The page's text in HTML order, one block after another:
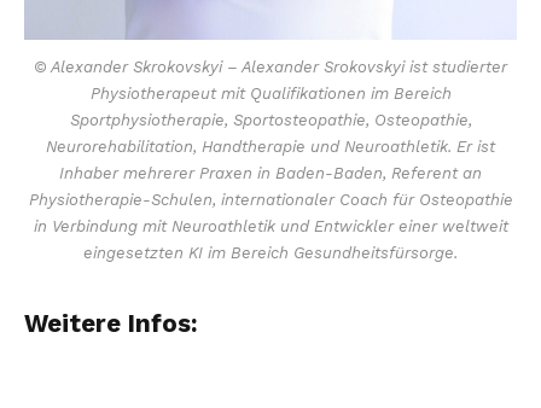
© Alexander Skrokovskyi – Alexander Srokovskyi ist studierter
Physiotherapeut mit Qualifikationen im Bereich
Sportphysiotherapie, Sportosteopathie, Osteopathie,
Neurorehabilitation, Handtherapie und Neuroathletik. Er ist
Inhaber mehrerer Praxen in Baden-Baden, Referent an
Physiotherapie-Schulen, internationaler Coach für Osteopathie
in Verbindung mit Neuroathletik und Entwickler einer weltweit
eingesetzten KI im Bereich Gesundheitsfürsorge.
Weitere Infos: